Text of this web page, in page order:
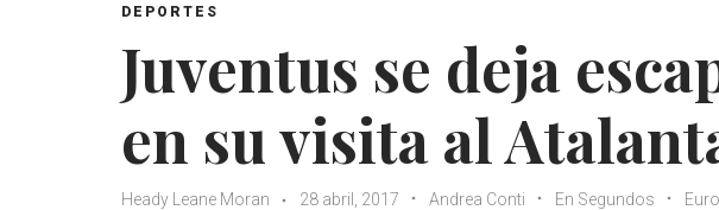
DEPORTES
Juventus se deja
en su visita al
Heady Leane Moran 28 abril, 2017 Andrea Conti En Segundos